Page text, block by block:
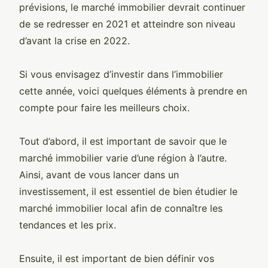
prévisions, le marché immobilier devrait continuer
de se redresser en 2021 et atteindre son niveau
d’avant la crise en 2022.
Si vous envisagez d’investir dans l’immobilier
cette année, voici quelques éléments à prendre en
compte pour faire les meilleurs choix.
Tout d’abord, il est important de savoir que le
marché immobilier varie d’une région à l’autre.
Ainsi, avant de vous lancer dans un
investissement, il est essentiel de bien étudier le
marché immobilier local afin de connaître les
tendances et les prix.
Ensuite, il est important de bien définir vos